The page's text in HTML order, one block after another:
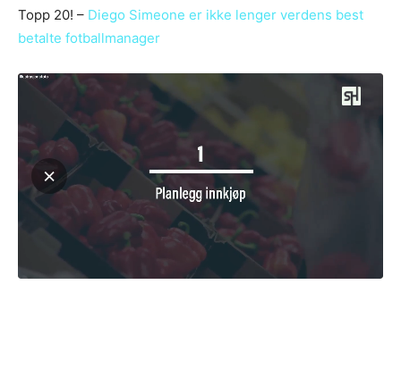
Topp 20! – Diego Simeone er ikke lenger verdens best
betalte fotballmanager